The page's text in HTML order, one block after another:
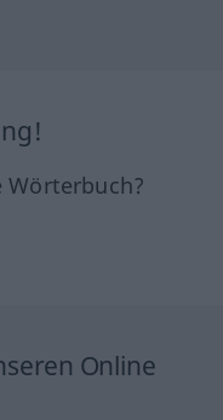
Online